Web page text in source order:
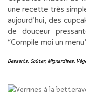
une recette très
aujourd’hui, des
de douceur
“Compile moi un
Desserts, Goûter, Mignardises,